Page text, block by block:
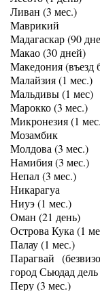
Ливан (3 мес.)
Маврикий
Мадагаскар (90
Макао (30 дней)
Македония (въезд
Малайзия (1 мес.)
Мальдивы (1 мес)
Марокко (3 мес.)
Микронезия (1
Мозамбик
Молдова (3 мес.)
Намибия (3 мес.)
Непал (3 мес.)
Никарагуа
Ниуэ (1 мес.)
Оман (21 день)
Острова Кука (1
Палау (1 мес.)
Парагвай
город Сьюдад
Перу (3 мес.)